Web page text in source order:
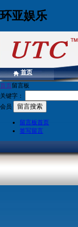
环亚娱乐
首页
首页留言板
关键字：
会员
留言板首页
签写留言